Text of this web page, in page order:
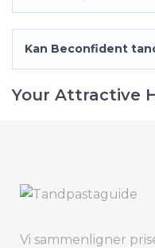
Kan Beconfident
Your Attractive
Vi sammenligner